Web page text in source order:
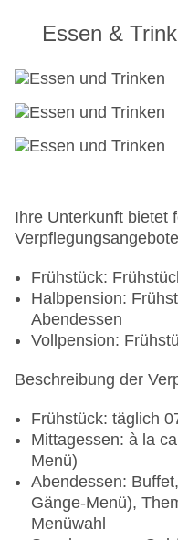
Essen &
Ihre Unterkunft bietet
Frühstück:
Halbpension:
Abendessen
Vollpension:
Beschreibung der
Frühstück: täglich
Mittagessen: à la
Menü)
Abendessen:
Gänge-Menü),
Menüwahl